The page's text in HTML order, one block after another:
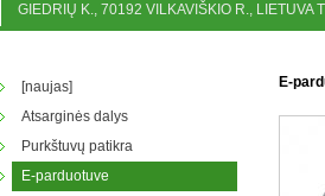
GIEDRIŲ K., 70192 VILKAVIŠKIO R.,
E-
[naujas]
Atsarginės dalys
Purkštuvų patikra
E-parduotuve